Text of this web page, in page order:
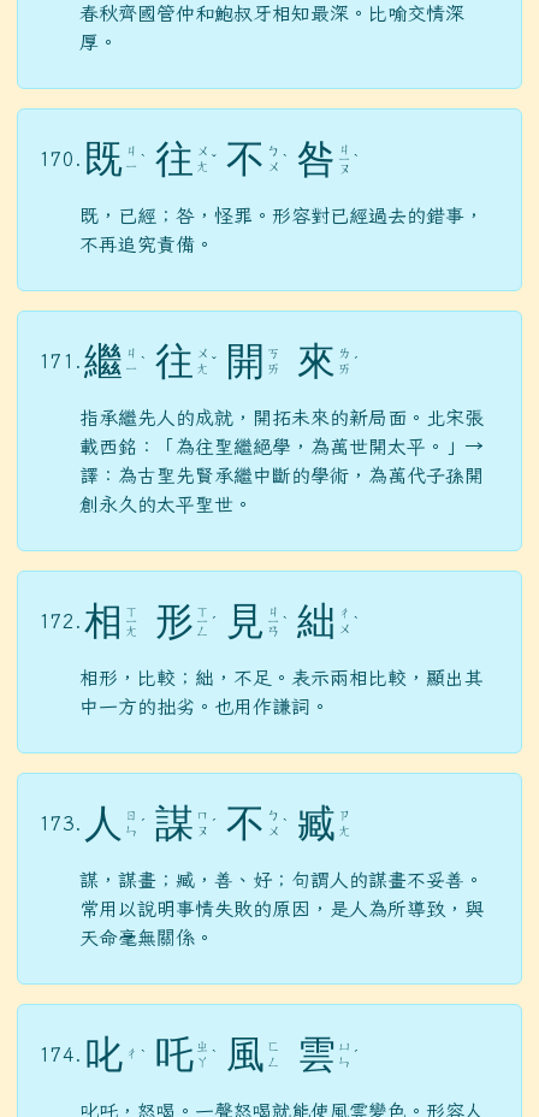
春秋齊國管仲和鮑叔牙相知最深。比喻交情深
厚。
170. 既 ㄐ
ㄧ ˋ 往 ㄨ
ㄤ ˇ 不 ㄅ
ㄨ ˋ 咎 ㄐ
ㄧ
ㄡ
ˋ
既，已經；咎，怪罪。形容對已經過去的錯事，
不再追究責備。
171. 繼 ㄐ
ㄧ ˋ 往 ㄨ
ㄤ ˇ 開 ㄎ
ㄞ
來 ㄌ
ㄞ ˊ
指承繼先人的成就，開拓未來的新局面。北宋張
載西銘：「為往聖繼絕學，為萬世開太平。」→
譯：為古聖先賢承繼中斷的學術，為萬代子孫開
創永久的太平聖世。
172. 相 ㄒ
ㄧ
ㄤ 形 ㄒ
ㄧ
ㄥ
ˊ 見 ㄐ
ㄧ
ㄢ
ˋ 絀 ㄔ
ㄨ ˋ
相形，比較；絀，不足。表示兩相比較，顯出其
中一方的拙劣。也用作謙詞。
173. 人
ㄖ
ㄣ ˊ 謀 ㄇ
ㄡ ˊ 不 ㄅ
ㄨ ˋ 臧 ㄗ
ㄤ
謀，謀畫；臧，善、好；句謂人的謀畫不妥善。
常用以說明事情失敗的原因，是人為所導致，與
天命毫無關係。
174. 叱 ㄔ ˋ 吒 ㄓ
ㄚ ˋ 風 ㄈ
ㄥ
雲 ㄩ
ㄣ ˊ
叱吒，怒喝。一聲怒喝就能使風雲變色。形容人